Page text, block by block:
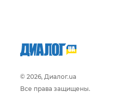
© 2026, Диалог.ua
Все права защищены.